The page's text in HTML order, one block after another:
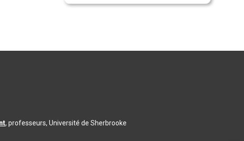
, professeurs, Université de Sherbrooke